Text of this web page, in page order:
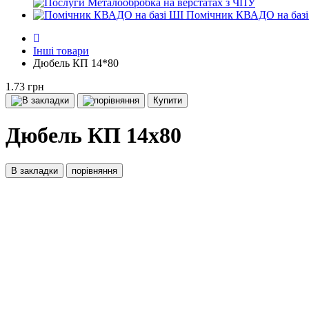
Металообробка на верстатах з ЧПУ
Помічник КВАДО на
Інші товари
Дюбель КП 14*80
1.73 грн
Купити
Дюбель КП 14х80
В закладки порівняння